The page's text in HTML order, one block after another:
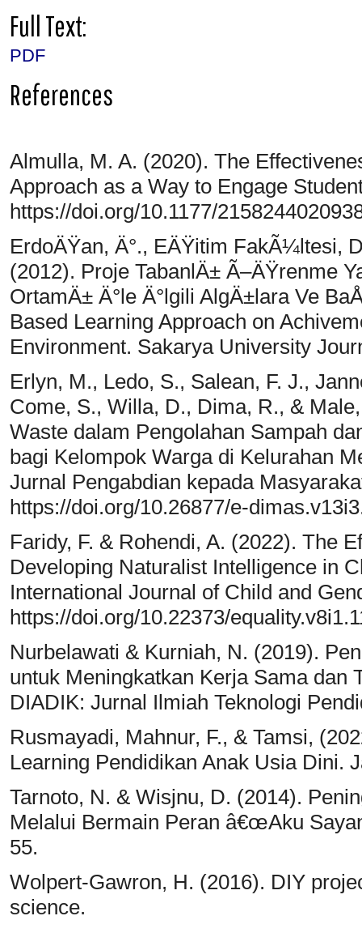
Full Text:
PDF
References
Almulla, M. A. (2020). The
Approach as a Way to Engage
https://doi.org/10.1177/
ErdoÄŸan, Ä°., EÄŸitim FakÃ¼ltesi,
(2012). Proje TabanlÄ± Ã–ÄŸrenme
OrtamÄ± Ä°le Ä°lgili AlgÄ±lara Ve
Based Learning Approach on
Environment. Sakarya University
Erlyn, M., Ledo, S., Salean, F. J.,
Come, S., Willa, D., Dima, R., &
Waste dalam Pengolahan Sampah
bagi Kelompok Warga di Kelurahan
Jurnal Pengabdian kepada
https://doi.org/10.26877/e-
Faridy, F. & Rohendi, A. (2022). The
Developing Naturalist Intelligence in
International Journal of Child and
https://doi.org/10.22373/
Nurbelawati & Kurniah, N. (2019).
untuk Meningkatkan Kerja Sama dan
DIADIK: Jurnal Ilmiah Teknologi
Rusmayadi, Mahnur, F., & Tamsi,
Learning Pendidikan Anak Usia Dini.
Tarnoto, N. & Wisjnu, D. (2014).
Melalui Bermain Peran â€œAku
55.
Wolpert-Gawron, H. (2016). DIY
science.